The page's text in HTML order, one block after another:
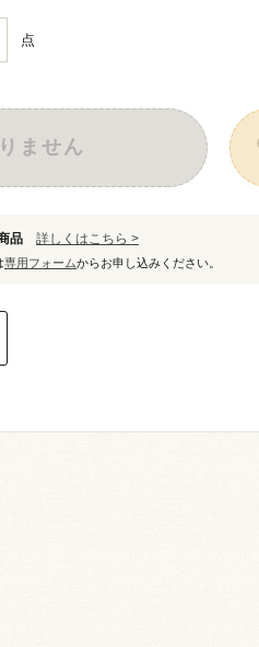
点
ません
品 詳しくはこちら >
専用フォームからお申し込みください。